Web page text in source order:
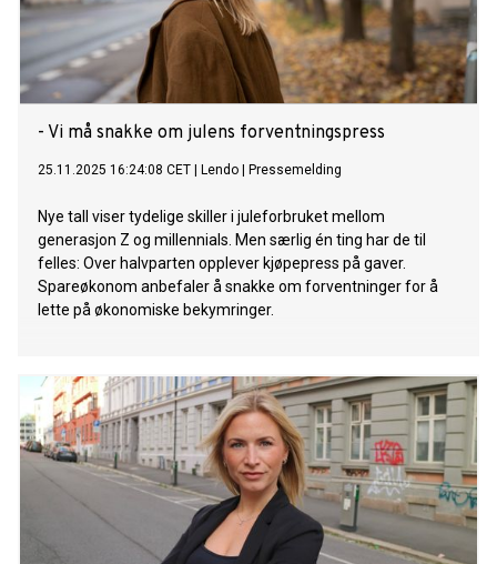
- Vi må snakke om julens forventningspress
25.11.2025 16:24:08 CET Lendo Pressemelding
Nye tall viser tydelige skiller i juleforbruket mellom
generasjon Z og millennials. Men særlig én ting har de til
felles: Over halvparten opplever kjøpepress på gaver.
Spareøkonom anbefaler å snakke om forventninger for å
lette på økonomiske bekymringer.